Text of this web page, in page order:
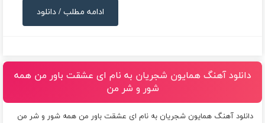
ادامه مطلب / دانلود
دانلود آهنگ همایون شجریان به نام ای عشقت باور من همه
شور و شر من
دانلود آهنگ همایون شجریان به نام ای عشقت باور من همه شور و شر من